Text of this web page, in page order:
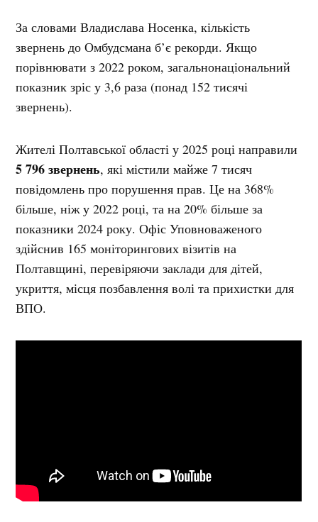
За словами Владислава Носенка, кількість
звернень до Омбудсмана б’є рекорди. Якщо
порівнювати з 2022 роком, загальнонаціональний
показник зріс у 3,6 раза (понад 152 тисячі
звернень).
Жителі Полтавської області у 2025 році направили
5 796 звернень, які містили майже 7 тисяч
повідомлень про порушення прав. Це на 368%
більше, ніж у 2022 році, та на 20% більше за
показники 2024 року. Офіс Уповноваженого
здійснив 165 моніторингових візитів на
Полтавщині, перевіряючи заклади для дітей,
укриття, місця позбавлення волі та прихистки для
ВПО.